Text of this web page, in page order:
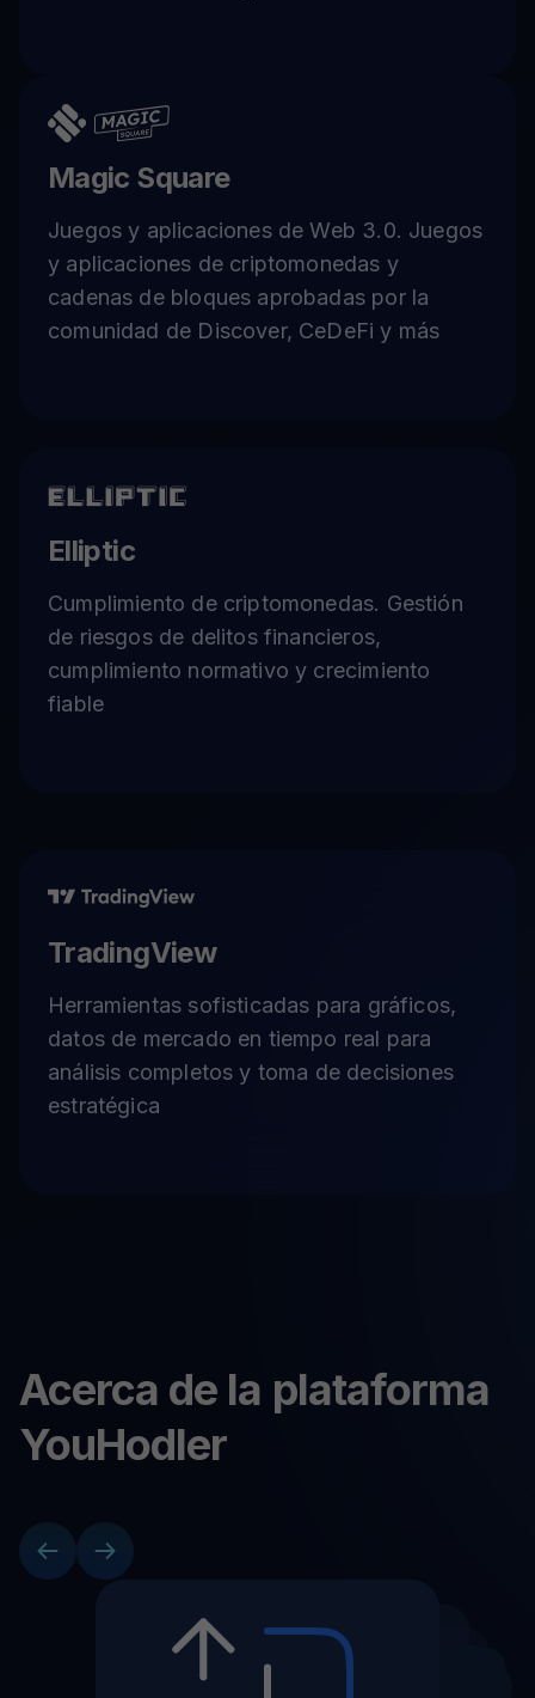
Magic Square
Juegos y aplicaciones de Web 3.0. Juegos
y aplicaciones de criptomonedas y
cadenas de bloques aprobadas por la
comunidad de Discover, CeDeFi y más
Elliptic
Cumplimiento de criptomonedas. Gestión
de riesgos de delitos financieros,
cumplimiento normativo y crecimiento
fiable
TradingView
Herramientas sofisticadas para gráficos,
datos de mercado en tiempo real para
análisis completos y toma de decisiones
estratégica
Acerca de la plataforma
YouHodler